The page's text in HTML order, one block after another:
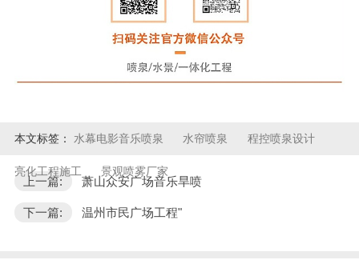
本文标签： 水幕电影音乐喷泉 水帘喷泉 程控喷泉设计
亮化工程施工 景观喷雾厂家
上一篇: 萧山众安广场音乐旱喷
下一篇: 温州市民广场工程"